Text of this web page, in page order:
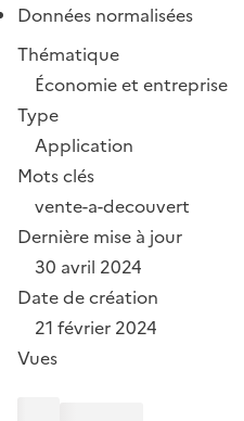
Données normalisées
Thématique
Économie et entreprise
Type
Application
Mots clés
vente-a-decouvert
Dernière mise à jour
30 avril 2024
Date de création
21 février 2024
Vues